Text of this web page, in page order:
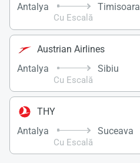
Antalya
Cu Escală
Timisoara
Austrian Airlines
Antalya
Cu Escală
Sibiu
THY
Antalya
Cu Escală
Suceava